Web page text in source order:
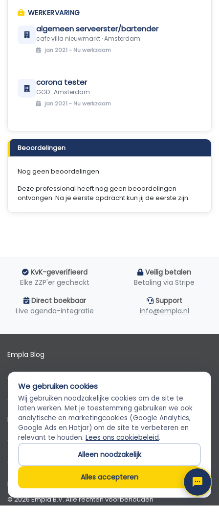
WERKERVARING
algemeen serveerster/bartender
cafe villa nieuwmarkt · Amsterdam
jan 2021 - Nu werkzaam
corona tester
GGD · Amsterdam
jan 2021 - Nu werkzaam
Beoordelingen
Nog geen beoordelingen
Deze professional heeft nog geen beoordelingen
ontvangen. Na je eerste opdracht kun jij de eerste zijn.
KvK-geverifieerd
Elke ZZP'er gecheckt
Veilig betalen
Betaling via Stripe
Direct boekbaar
Live agenda-integratie
Support
info@empla.nl
Empla Blog
Algemene voorwaarden
AVG
Privacybeleid
Cookiebeleid
Cookievoorkeuren
Klantenservice
© 2026 Empla B.V. Alle rechten voorbehouden
Empla Assistent
Altijd beschikbaar, stel een vraag
We gebruiken cookies
Wij gebruiken noodzakelijke cookies om de site te
laten werken. Met je toestemming gebruiken we ook
analytische en marketingcookies (Google Analytics,
Google Ads en Hotjar) om de site te verbeteren en
relevant te houden. Lees ons cookiebeleid.
Alleen noodzakelijk
Alles accepteren